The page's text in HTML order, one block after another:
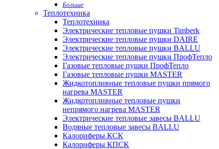
Больше
Теплотехника
Теплотехника
Электрические тепловые пушки Timberk
Электрические тепловые пушки DAIRE
Электрические тепловые пушки BALLU
Электрические тепловые пушки ПрофТепло
Газовые тепловые пушки ПрофТепло
Газовые тепловые пушки MASTER
Жидкотопливные тепловые пушки прямого
нагрева MASTER
Жидкотопливные тепловые пушки
непрямого нагрева MASTER
Электрические тепловые завесы BALLU
Водяные тепловые завесы BALLU
Калориферы КСК
Калориферы КПСК